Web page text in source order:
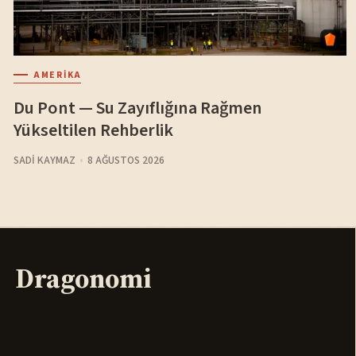
AMERIKA
Du Pont — Su Zayıflığına Rağmen
Yükseltilen Rehberlik
SADI KAYMAZ 8 AĞUSTOS 2026
Dragonomi